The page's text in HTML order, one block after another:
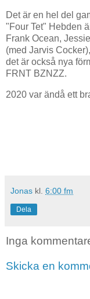
Det är en hel del
"Four Tet" Hebden
Frank Ocean,
(med Jarvis
det är också nya
FRNT BZNZZ.
2020 var ändå ett
Jonas kl. 6:00 fm
Dela
Inga
Skicka en